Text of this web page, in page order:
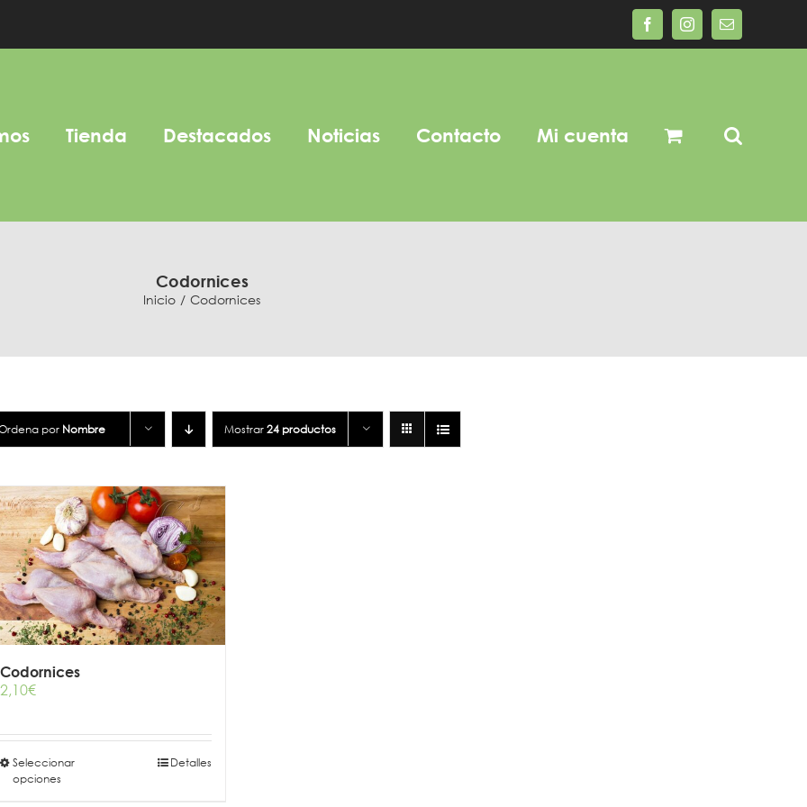
FacebookInstagramCorreo
electrónico
Tienda Destacados Noticias Contacto Mi cuenta
Codornices
Inicio Codornices
por Nombre Mostrar24 productos
Codornices
2,10€
Seleccionar
opciones
Detalles